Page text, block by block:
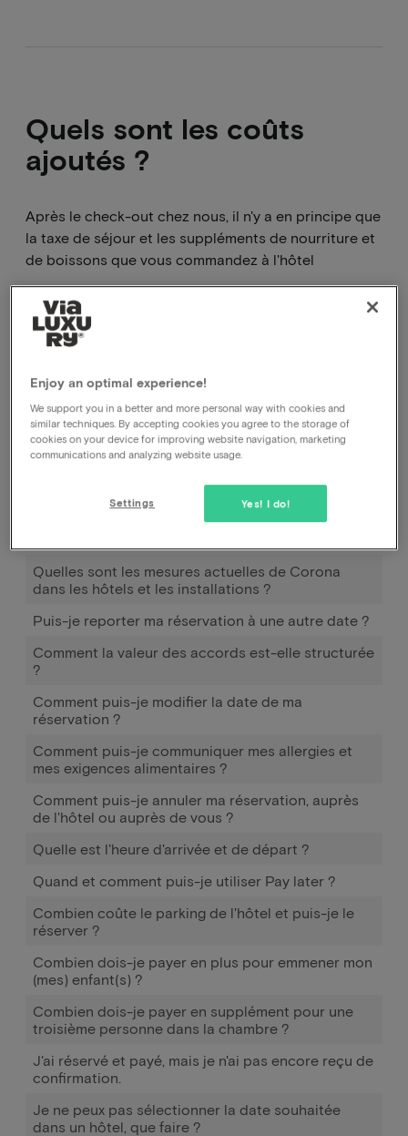
de l'hôtel ou auprès de vous ?
Comment puis-je modifier la date de ma
réservation ?
Comment fonctionne Pay later ?
J'ai réservé et payé, mais je n'ai pas encore reçu de
confirmation.
Quelles sont les mesures actuelles de Corona
dans les hôtels et les installations ?
Puis-je reporter ma réservation à une autre date ?
Comment la valeur des accords est-elle structurée
?
Comment puis-je modifier la date de ma
réservation ?
Comment puis-je communiquer mes allergies et
mes exigences alimentaires ?
Comment puis-je annuler ma réservation, auprès
de l'hôtel ou auprès de vous ?
Quelle est l'heure d'arrivée et de départ ?
Quand et comment puis-je utiliser Pay later ?
Combien coûte le parking de l'hôtel et puis-je le
réserver ?
Combien dois-je payer en plus pour emmener mon
(mes) enfant(s) ?
Combien dois-je payer en supplément pour une
troisième personne dans la chambre ?
J'ai réservé et payé, mais je n'ai pas encore reçu de
confirmation.
Je ne peux pas sélectionner la date souhaitée
dans un hôtel, que faire ?
Quels sont les coûts
ajoutés ?
Après le check-out chez nous, il n'y a en principe que
la taxe de séjour et les suppléments de nourriture et
de boissons que vous commandez à l'hôtel
.
Enjoy an optimal experience!
We support you in a better and more personal way with cookies and
similar techniques. By accepting cookies you agree to the storage of
cookies on your device for improving website navigation, marketing
communications and analyzing website usage.
Yes! I do!
Settings